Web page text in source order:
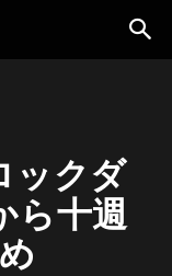
ックダ
ら十週